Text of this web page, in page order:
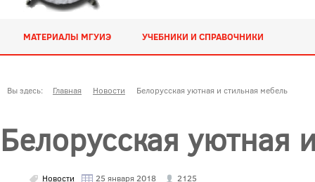
МАТЕРИАЛЫ МГУИЭ УЧЕБНИКИ И СПРАВОЧНИКИ
Вы здесь: Главная Новости Белорусская уютная и стильная мебель
Белорусская уютная
Новости 25 января 2018 2125